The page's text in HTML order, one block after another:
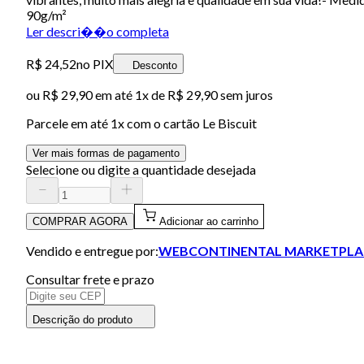
90g/m²
Ler descri��o completa
R$ 24,52no PIX Desconto
ou R$ 29,90em até 1x de R$ 29,90sem juros
Parcele em até 1x com o cartão Le Biscuit
Ver mais formas de pagamento
Selecione ou digite a quantidade desejada
COMPRAR AGORA Adicionar ao carrinho
Vendido e entregue por:WEBCONTINENTAL
Consultar frete e prazo
Descrição do produto